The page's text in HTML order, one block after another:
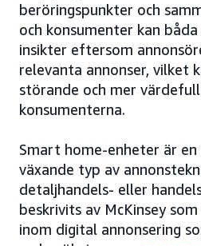
beröringspunkter och
och konsumenter kan
insikter eftersom
relevanta annonser, vilket
störande och mer
konsumenterna.
Smart home-enheter är
växande typ av
detaljhandels- eller
beskrivits av McKinsey
inom digital annonsering